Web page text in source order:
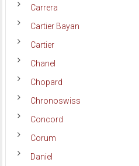
Carrera
Cartier Bayan
Cartier
Chanel
Chopard
Chronoswiss
Concord
Corum
Daniel